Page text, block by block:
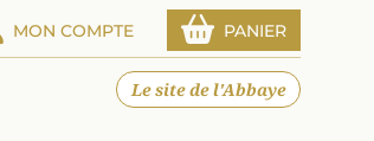
MON COMPTE PANIER
Le site de l'Abbaye